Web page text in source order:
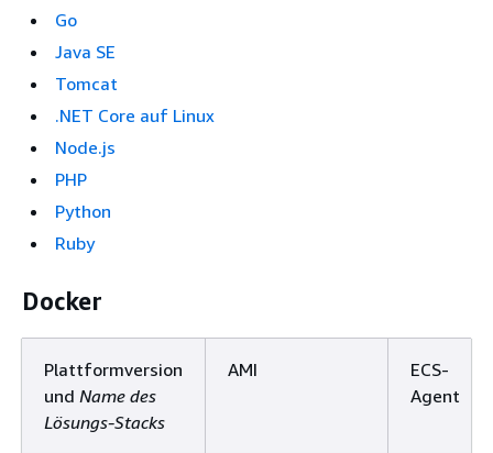
Go
Java SE
Tomcat
.NET Core auf Linux
Node.js
PHP
Python
Ruby
Docker
Plattformversion
und Name des
Lösungs-Stacks
AMI
ECS-
Agent